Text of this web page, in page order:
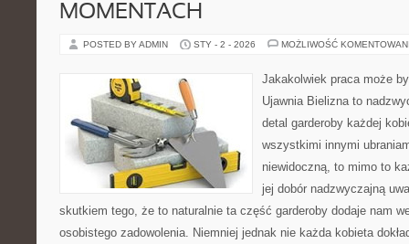
MOMENTACH
POSTED BY ADMIN STY - 2 - 2026 MOŻLIWOŚĆ
Jakakolwiek praca może
Ujawnia Bielizna to
detal garderoby każdej
wszystkimi innymi
niewidoczną, to mimo to
jej dobór nadzwyczajną
skutkiem tego, że to naturalnie ta część garderoby dodaje nam
osobistego zadowolenia. Niemniej jednak nie każda kobieta